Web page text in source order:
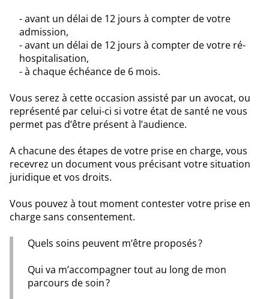
- avant un délai de 12 jours à compter de votre
admission,
- avant un délai de 12 jours à compter de votre ré-
hospitalisation,
- à chaque échéance de 6 mois.
Vous serez à cette occasion assisté par un avocat, ou
représenté par celui-ci si votre état de santé ne vous
permet pas d’être présent à l’audience.
A chacune des étapes de votre prise en charge, vous
recevrez un document vous précisant votre situation
juridique et vos droits.
Vous pouvez à tout moment contester votre prise en
charge sans consentement.
Quels soins peuvent m’être proposés ?
Qui va m’accompagner tout au long de mon
parcours de soin ?